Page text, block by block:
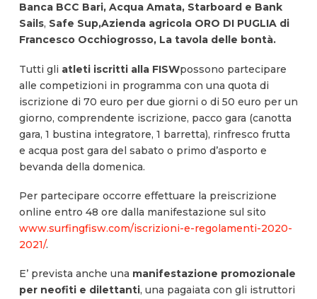
Banca BCC Bari, Acqua Amata, Starboard e Bank
Sails, Safe Sup,Azienda agricola ORO DI PUGLIA di
Francesco Occhiogrosso, La tavola delle bontà.
Tutti gli atleti iscritti alla FISWpossono partecipare
alle competizioni in programma con una quota di
iscrizione di 70 euro per due giorni o di 50 euro per un
giorno, comprendente iscrizione, pacco gara (canotta
gara, 1 bustina integratore, 1 barretta), rinfresco frutta
e acqua post gara del sabato o primo d’asporto e
bevanda della domenica.
Per partecipare occorre effettuare la preiscrizione
online entro 48 ore dalla manifestazione sul sito
www.surfingfisw.com/iscrizioni-e-regolamenti-2020-
2021/.
E’ prevista anche una manifestazione promozionale
per neofiti e dilettanti, una pagaiata con gli istruttori